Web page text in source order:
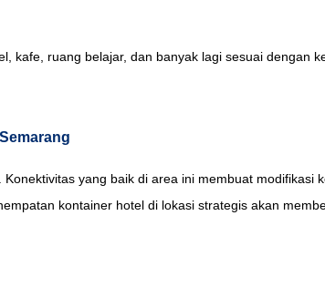
kafe, ruang belajar, dan banyak lagi sesuai dengan
yang baik di area ini membuat modifikasi
kontainer hotel di lokasi strategis akan